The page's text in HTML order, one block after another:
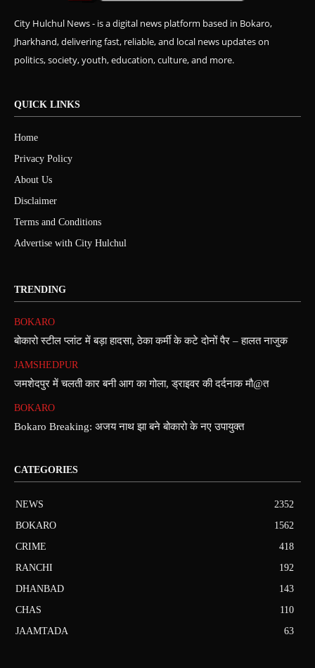
City Hulchul News - is a digital news platform based in Bokaro,
Jharkhand, delivering fast, reliable, and local news updates on
politics, society, youth, education, culture, and more.
QUICK LINKS
Home
Privacy Policy
About Us
Disclaimer
Terms and Conditions
Advertise with City Hulchul
TRENDING
BOKARO
बोकारो स्टील प्लांट में बड़ा हादसा, ठेका कर्मी के कटे दोनों पैर – हालत नाजुक
JAMSHEDPUR
जमशेदपुर में चलती कार बनी आग का गोला, ड्राइवर की दर्दनाक मौ@त
BOKARO
Bokaro Breaking: अजय नाथ झा बने बोकारो के नए उपायुक्त
CATEGORIES
NEWS
2352
BOKARO
1562
CRIME
418
RANCHI
192
DHANBAD
143
CHAS
110
JAAMTADA
63